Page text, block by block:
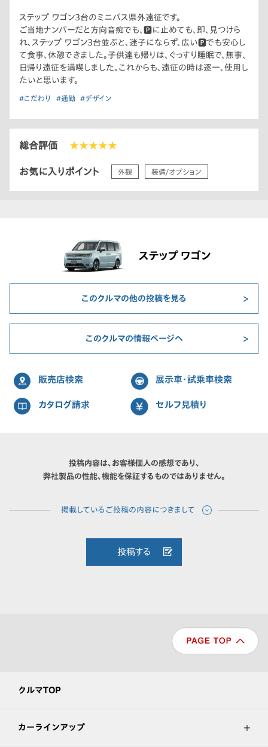
ステップ ワゴン3台のミニバス県外遠征です。
ご当地ナンバーだと方向音痴でも、🅿️に止めても、即、見つけら
れ、ステップ ワゴン3台並ぶと、迷子にならず、広い🅿️でも安心し
て食事、休憩できました。子供達も帰りは、ぐっすり睡眠で、無事、
日帰り遠征を満喫しました。これからも、遠征の時は逐一、使用し
たいと思います。
#こだわり #通勤 #デザイン
総合評価 ★★★★★
お気に入りポイント 外観 装備/オプション
ステップ ワゴン
このクルマの他の投稿を見る
このクルマの情報ページへ
販売店検索 展示車・試乗車検索
カタログ請求 セルフ見積り
投稿内容は、お客様個人の感想であり、
弊社製品の性能、機能を保証するものではありません。
投稿する
クルマTOP
カーラインアップ